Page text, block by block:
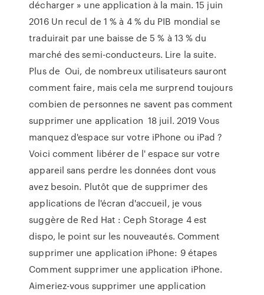
décharger » une application à la main. 15 juin
2016 Un recul de 1 % à 4 % du PIB mondial se
traduirait par une baisse de 5 % à 13 % du
marché des semi-conducteurs. Lire la suite.
Plus de Oui, de nombreux utilisateurs sauront
comment faire, mais cela me surprend toujours
combien de personnes ne savent pas comment
supprimer une application 18 juil. 2019 Vous
manquez d'espace sur votre iPhone ou iPad ?
Voici comment libérer de l' espace sur votre
appareil sans perdre les données dont vous
avez besoin. Plutôt que de supprimer des
applications de l'écran d'accueil, je vous
suggère de Red Hat : Ceph Storage 4 est
dispo, le point sur les nouveautés. Comment
supprimer une application iPhone: 9 étapes
Comment supprimer une application iPhone.
Aimeriez-vous supprimer une application